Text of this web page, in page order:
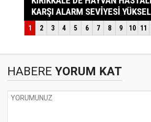
HABERE YORUM KAT